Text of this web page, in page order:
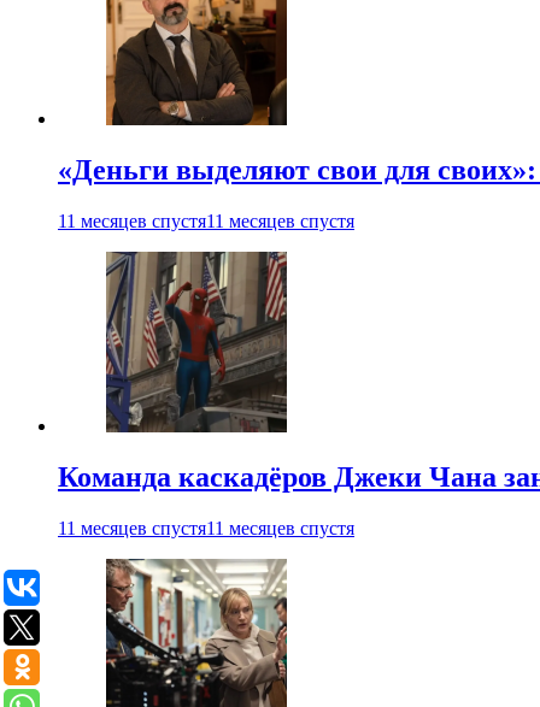
«Деньги выделяют свои для
11 месяцев спустя11 месяцев спустя
Команда каскадёров Джеки Чана
11 месяцев спустя11 месяцев спустя